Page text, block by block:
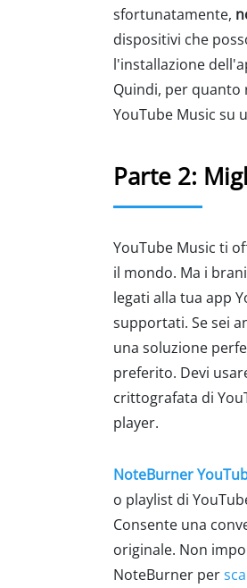
sfortunatamente,
dispositivi che
l'installazione
Quindi, per quanto
YouTube Music su
Parte 2:
YouTube Music ti
il mondo. Ma i
legati alla tua app
supportati. Se sei
una soluzione
preferito. Devi
crittografata di
player.
NoteBurner
o playlist di
Consente una
originale. Non
NoteBurner per